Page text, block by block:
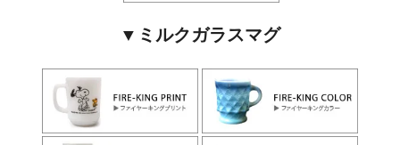
▼ミルクガラスマグ